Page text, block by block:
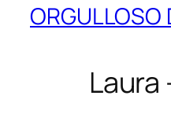
ORGULLOSO
Laura